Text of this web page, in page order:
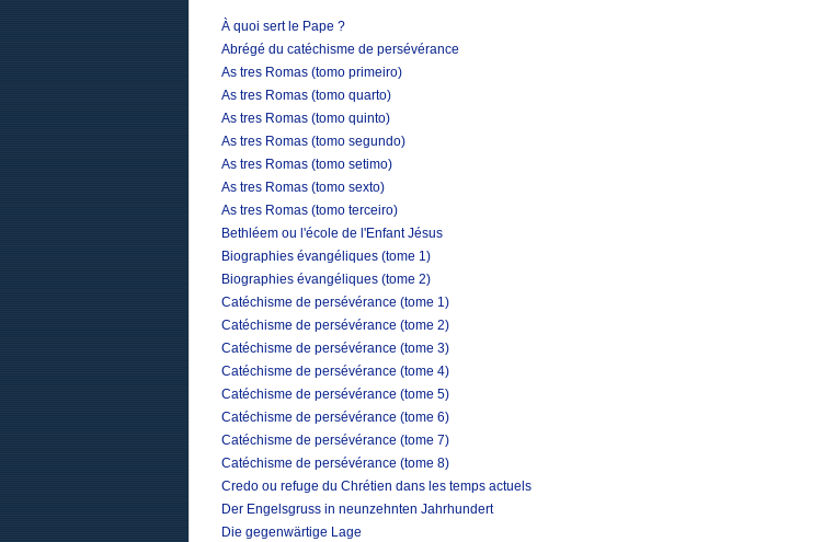
À quoi sert le Pape ?
Abrégé du catéchisme de persévérance
As tres Romas (tomo primeiro)
As tres Romas (tomo quarto)
As tres Romas (tomo quinto)
As tres Romas (tomo segundo)
As tres Romas (tomo setimo)
As tres Romas (tomo sexto)
As tres Romas (tomo terceiro)
Bethléem ou l'école de l'Enfant Jésus
Biographies évangéliques (tome 1)
Biographies évangéliques (tome 2)
Catéchisme de persévérance (tome 1)
Catéchisme de persévérance (tome 2)
Catéchisme de persévérance (tome 3)
Catéchisme de persévérance (tome 4)
Catéchisme de persévérance (tome 5)
Catéchisme de persévérance (tome 6)
Catéchisme de persévérance (tome 7)
Catéchisme de persévérance (tome 8)
Credo ou refuge du Chrétien dans les temps actuels
Der Engelsgruss in neunzehnten Jahrhundert
Die gegenwärtige Lage